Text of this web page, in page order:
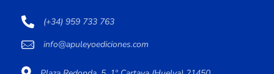
(+34) 959 733 763
info@apuleyoediciones.com